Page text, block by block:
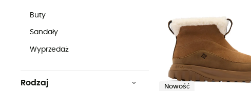
Buty
Sandały
Wyprzedaż
Rodzaj
Nowość